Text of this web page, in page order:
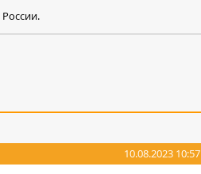
10.08.2023 10:57